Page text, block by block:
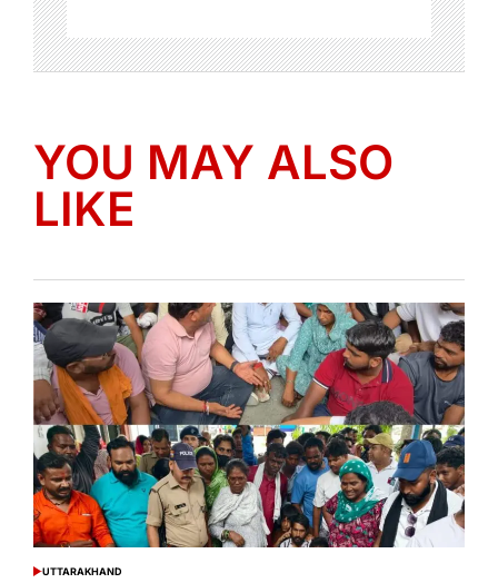
YOU MAY ALSO
LIKE
POSTED
UTTARAKHAND